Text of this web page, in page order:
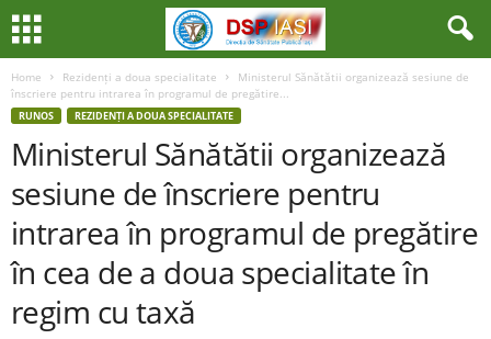
Home Rezidenți a doua specialitate
Ministerul Sănătătii organizează sesiune de
înscriere pentru intrarea în programul de pregătire...
RUNOS REZIDENȚI A DOUA SPECIALITATE
Ministerul Sănătătii organizează
sesiune de înscriere pentru
intrarea în programul de pregătire
în cea de a doua specialitate în
regim cu taxă